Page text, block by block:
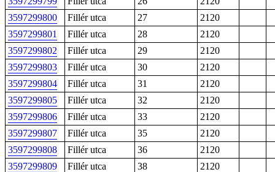
3597299800
Fillér utca 27
2120
3597299801
Fillér utca 28
2120
3597299802
Fillér utca 29
2120
3597299803
Fillér utca 30
2120
3597299804
Fillér utca 31
2120
3597299805
Fillér utca 32
2120
3597299806
Fillér utca 33
2120
3597299807
Fillér utca 35
2120
3597299808
Fillér utca 36
2120
3597299809
Fillér utca 38
2120